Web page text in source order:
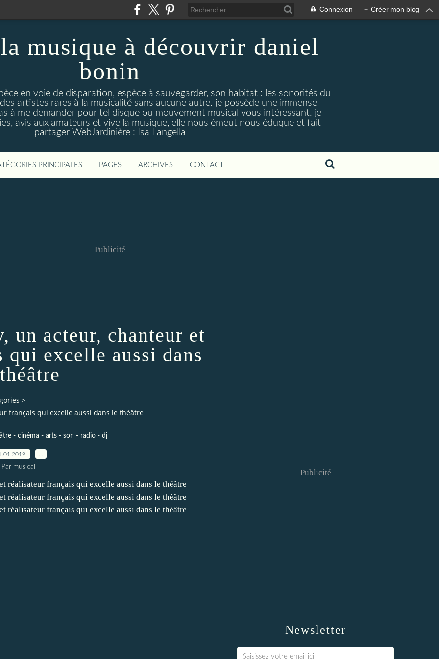
Connexion + Créer mon blog
musique à découvrir daniel
bonin
en voie de disparation, espèce à sauvegarder, son habitat : les sonorités du
artistes rares à la musicalité sans aucune autre. je possède une immense
à me demander pour tel disque ou mouvement musical vous intéressant. je
avis aux amateurs et vive la musique, elle nous émeut nous éduque et fait
partager WebJardinière : Isa Langella
PRINCIPALES PAGES ARCHIVES CONTACT
Publicité
un acteur, chanteur et
excelle aussi dans
>
français qui excelle aussi dans le théâtre
- cinéma - arts - son - radio - dj
Par musicali
Newsletter
Publicité